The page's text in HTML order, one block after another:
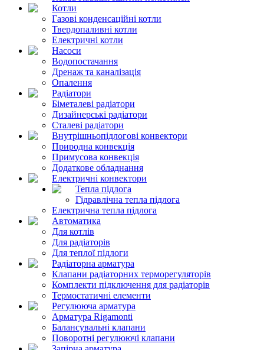
Котли
Газові конденсаційні котли
Твердопаливні котли
Електричні котли
Насоси
Водопостачання
Дренаж та каналізація
Опалення
Радіатори
Біметалеві радіатори
Дизайнерські радіатори
Сталеві радіатори
Внутрішньопідлогові конвектори
Природна конвекція
Примусова конвекція
Додаткове обладнання
Електричні конвектори
Тепла підлога
Гідравлічна тепла підлога
Електрична тепла підлога
Автоматика
Для котлів
Для радіаторів
Для теплої підлоги
Радіаторна арматура
Клапани радіаторних терморегуляторів
Комплекти підключення для радіаторів
Термостатичні елементи
Регулююча арматура
Арматура Rigamonti
Балансувальні клапани
Поворотні регулюючі клапани